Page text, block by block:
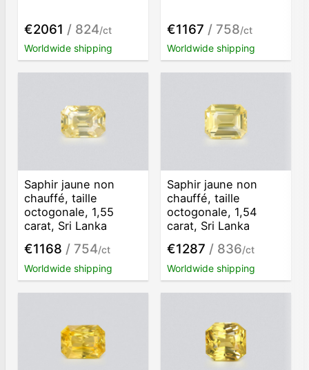
€2061 / 824/ct
Worldwide shipping
€1167 / 758/ct
Worldwide shipping
Saphir jaune non
chauffé, taille
octogonale, 1,55
carat, Sri Lanka
€1168 / 754/ct
Worldwide shipping
Saphir jaune non
chauffé, taille
octogonale, 1,54
carat, Sri Lanka
€1287 / 836/ct
Worldwide shipping